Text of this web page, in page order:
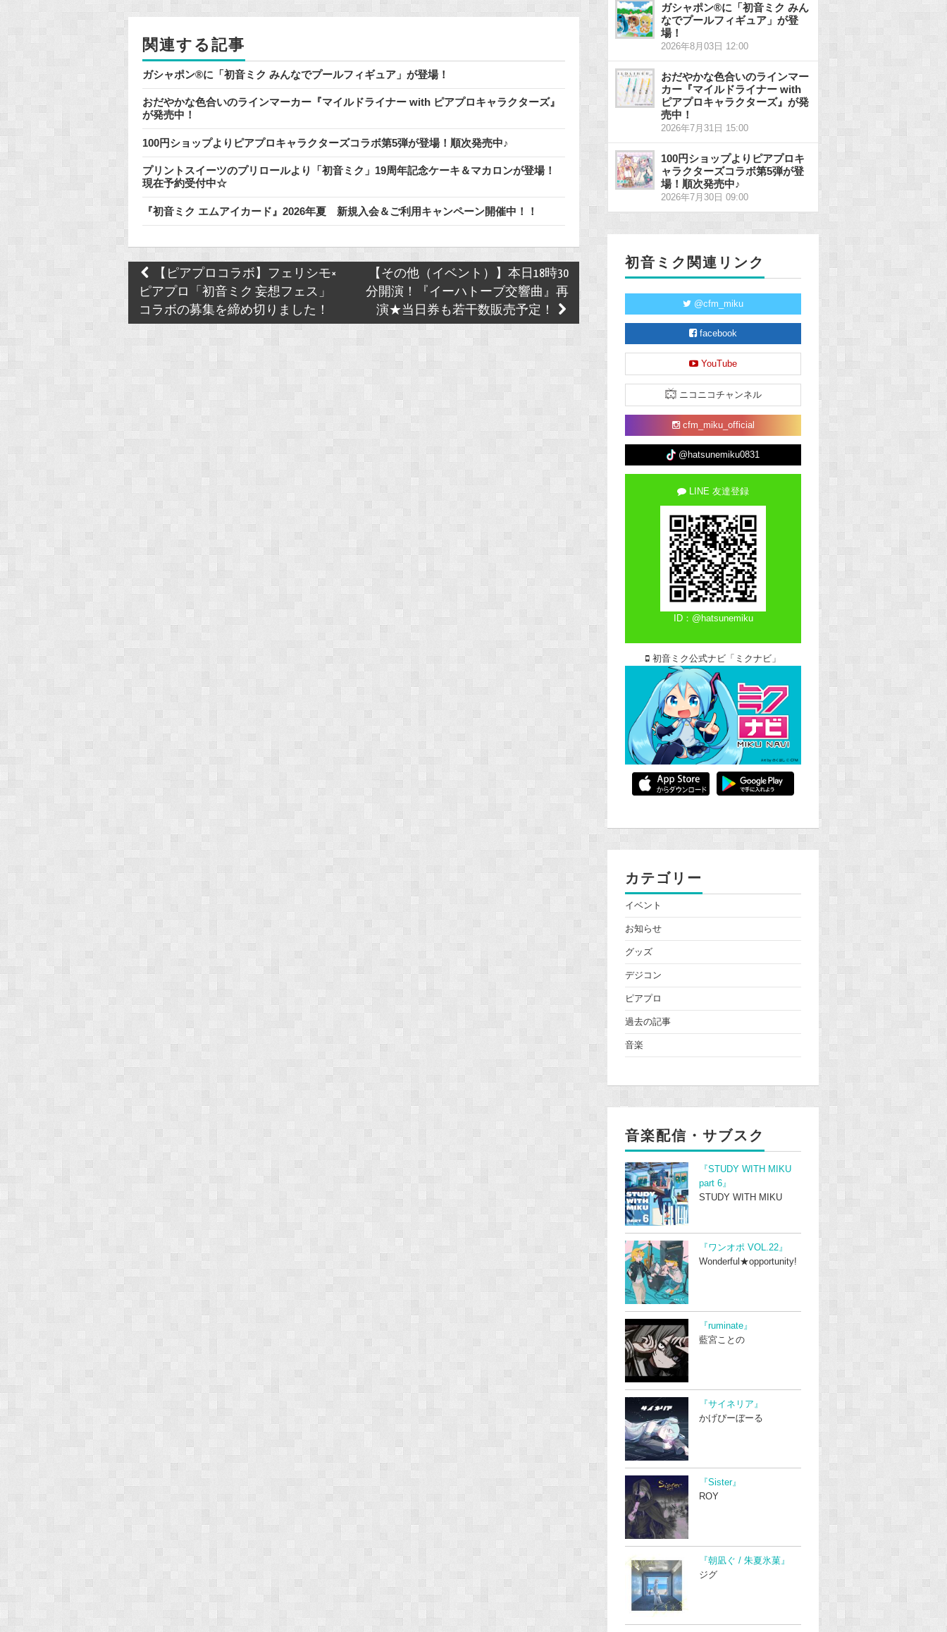
k
関連する記事
ガシャポン®に「初音ミク みんなでプールフィギュア」が登場！
おだやかな色合いのラインマーカー『マイルドライナー with ピアプロキャラクターズ』
が発売中！
100円ショップよりピアプロキャラクターズコラボ第5弾が登場！順次発売中♪
プリントスイーツのプリロールより「初音ミク」19周年記念ケーキ＆マカロンが登場！
現在予約受付中☆
『初音ミク エムアイカード』2026年夏 新規入会＆ご利用キャンペーン開催中！！
Post
navigation
【ピアプロコラボ】フェリシモ×
ピアプロ「初音ミク 妄想フェス」
コラボの募集を締め切りました！
【その他（イベント）】本日18時30
分開演！『イーハトーブ交響曲』再
演★当日券も若干数販売予定！
ガシャポン®に「初音ミク みん
なでプールフィギュア」が登
場！
2026年8月03日 12:00
おだやかな色合いのラインマー
カー『マイルドライナー with
ピアプロキャラクターズ』が発
売中！
2026年7月31日 15:00
100円ショップよりピアプロキ
ャラクターズコラボ第5弾が登
場！順次発売中♪
2026年7月30日 09:00
初音ミク関連リンク
@cfm_miku
facebook
YouTube
ニコニコチャンネル
cfm_miku_official
@hatsunemiku0831
LINE 友達登録
ID：@hatsunemiku
初音ミク公式ナビ「ミクナビ」
カテゴリー
イベント
お知らせ
グッズ
デジコン
ピアプロ
過去の記事
音楽
音楽配信・サブスク
『STUDY WITH MIKU
part 6』
STUDY WITH MIKU
『ワンオポ VOL.22』
Wonderful★opportunity!
『ruminate』
藍宮ことの
『サイネリア』
かげぴーぼーる
『Sister』
ROY
『朝凪ぐ / 朱夏氷菓』
ジグ